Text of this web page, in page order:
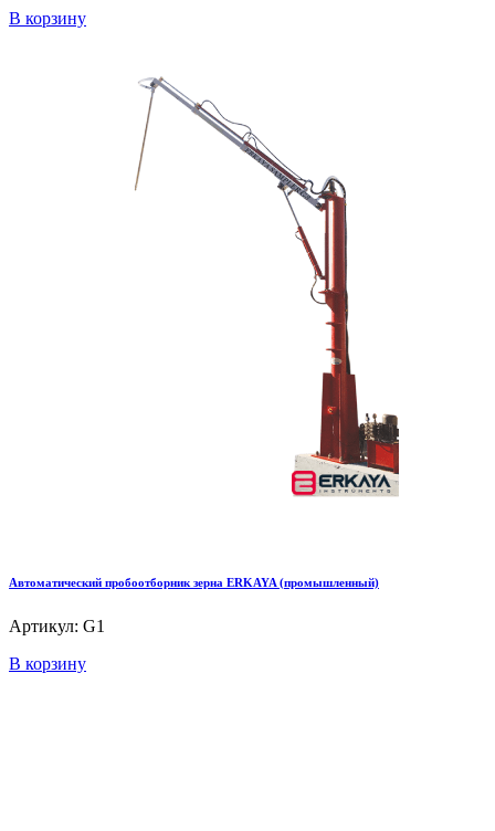
В корзину
Автоматический пробоотборник зерна ERKAYA (промышленный)
Артикул: G1
В корзину